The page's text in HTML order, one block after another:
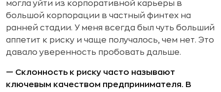
могла уйти из корпоративной карьеры в
большой корпорации в частный финтех на
ранней стадии. У меня всегда был чуть больший
аппетит к риску и чаще получалось, чем нет. Это
давало уверенность пробовать дальше.
— Склонность к риску часто называют
ключевым качеством предпринимателя. В